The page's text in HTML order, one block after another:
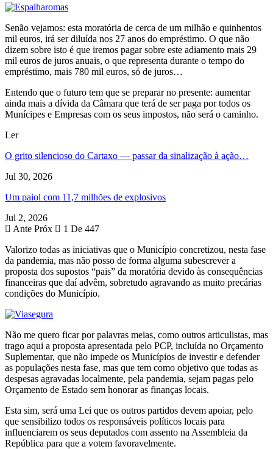
Senão vejamos: esta moratória de cerca de um milhão e quinhentos
mil euros, irá ser diluída nos 27 anos do empréstimo. O que não
dizem sobre isto é que iremos pagar sobre este adiamento mais 29
mil euros de juros anuais, o que representa durante o tempo do
empréstimo, mais 780 mil euros, só de juros…
Entendo que o futuro tem que se preparar no presente: aumentar
ainda mais a dívida da Câmara que terá de ser paga por todos os
Munícipes e Empresas com os seus impostos, não será o caminho.
Ler
O grito silencioso do Cartaxo — passar da sinalização à ação…
Jul 30, 2026
Um paiol com 11,7 milhões de explosivos
Jul 2, 2026
Ante Próx
1 De 447
Valorizo todas as iniciativas que o Município concretizou, nesta fase
da pandemia, mas não posso de forma alguma subescrever a
proposta dos supostos “pais” da moratória devido às consequências
financeiras que daí advêm, sobretudo agravando as muito precárias
condições do Município.
Não me quero ficar por palavras meias, como outros articulistas, mas
trago aqui a proposta apresentada pelo PCP, incluída no Orçamento
Suplementar, que não impede os Municípios de investir e defender
as populações nesta fase, mas que tem como objetivo que todas as
despesas agravadas localmente, pela pandemia, sejam pagas pelo
Orçamento de Estado sem honorar as finanças locais.
Esta sim, será uma Lei que os outros partidos devem apoiar, pelo
que sensibilizo todos os responsáveis políticos locais para
influenciarem os seus deputados com assento na Assembleia da
República para que a votem favoravelmente.